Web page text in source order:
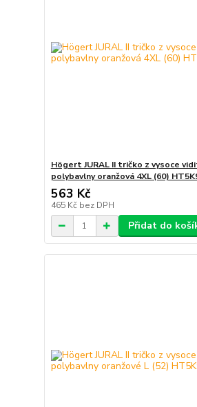
Högert JURAL II tričko z vysoce
polybavlny oranžová 4XL (60)
563 Kč
465 Kč bez DPH
Přidat do